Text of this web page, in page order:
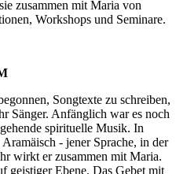
zusammen mit Maria von
Workshops und Seminare.
Songtexte zu schreiben,
Sänger. Anfänglich war es noch
spirituelle Musik. In
- jener Sprache, in der
wirkt er zusammen mit Maria.
geistiger Ebene. Das Gebet mit